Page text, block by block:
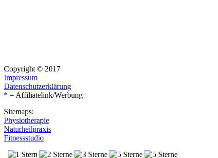
Copyright © 2017
Impressum
Datenschutzerklärung
* = Affiliatelink/Werbung
Sitemaps:
Physiotherapie
Naturheilpraxis
Fitnessstudio